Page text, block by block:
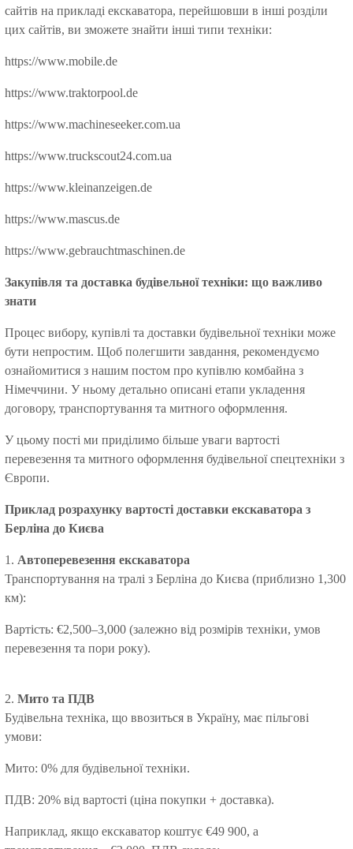
сайтів на прикладі екскаватора, перейшовши в інші розділи
цих сайтів, ви зможете знайти інші типи техніки:
https://www.mobile.de
https://www.traktorpool.de
https://www.machineseeker.com.ua
https://www.truckscout24.com.ua
https://www.kleinanzeigen.de
https://www.mascus.de
https://www.gebrauchtmaschinen.de
Закупівля та доставка будівельної техніки: що важливо
знати
Процес вибору, купівлі та доставки будівельної техніки може
бути непростим. Щоб полегшити завдання, рекомендуємо
ознайомитися з нашим постом про купівлю комбайна з
Німеччини. У ньому детально описані етапи укладення
договору, транспортування та митного оформлення.
У цьому пості ми приділимо більше уваги вартості
перевезення та митного оформлення будівельної спецтехніки з
Європи.
Приклад розрахунку вартості доставки екскаватора з
Берліна до Києва
1. Автоперевезення екскаватора
Транспортування на тралі з Берліна до Києва (приблизно 1,300
км):
Вартість: €2,500–3,000 (залежно від розмірів техніки, умов
перевезення та пори року).
2.Мито та ПДВ
Будівельна техніка, що ввозиться в Україну, має пільгові
умови:
Мито: 0% для будівельної техніки.
ПДВ: 20% від вартості (ціна покупки + доставка).
Наприклад, якщо екскаватор коштує €49 900, а